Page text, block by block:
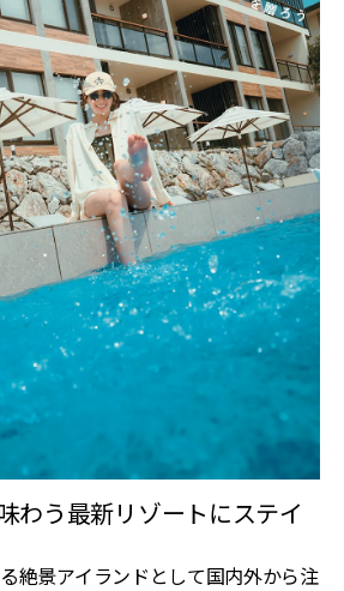
わう最新リゾートにステイ
絶景アイランドとして国内外から注